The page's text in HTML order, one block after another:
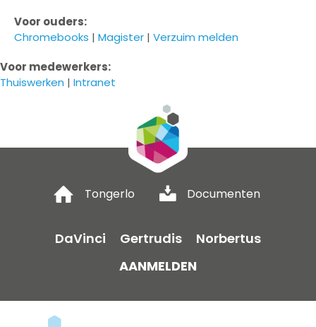
Voor ouders:
Chromebooks | Magister | Verzuim melden
Voor medewerkers:
Thuiswerken | Intranet
Tongerlo Documenten
DaVinci Gertrudis
Norbertus
AANMELDEN